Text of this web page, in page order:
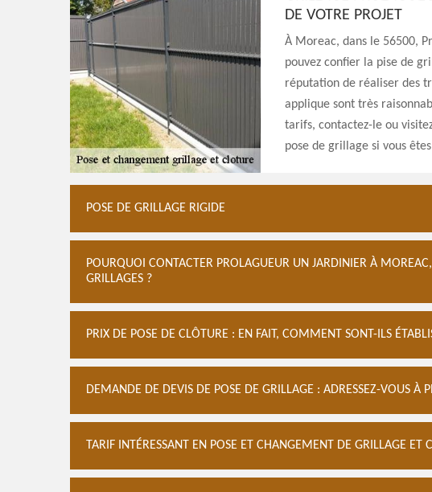
DE VOTRE PROJET
À Moreac, dans le 56500,
pouvez confier la pise de
réputation de réaliser des
applique sont très
tarifs, contactez-le ou
pose de grillage si vous
POSE DE GRILLAGE RIGIDE
POURQUOI CONTACTER PROLAGUEUR UN JARDINIER À
GRILLAGES ?
PRIX DE POSE DE CLÔTURE : EN FAIT, COMMENT SONT-ILS
DEMANDE DE DEVIS DE POSE DE GRILLAGE : ADRESSEZ-VOUS À
TARIF INTÉRESSANT EN POSE ET CHANGEMENT DE GRILLAGE ET